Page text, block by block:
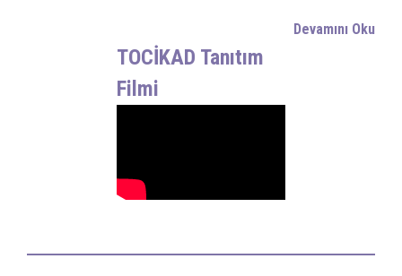
Devamını Oku
TOCİKAD Tanıtım
Filmi